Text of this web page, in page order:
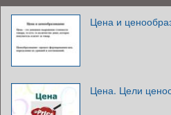
Цена и
Цена. Цели